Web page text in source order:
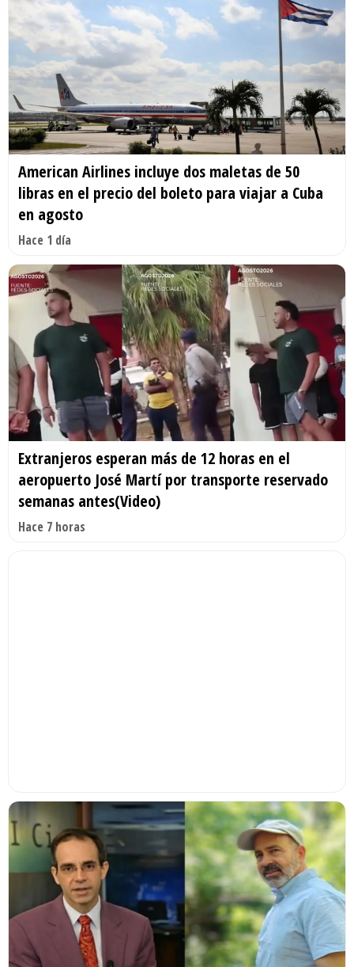
American Airlines incluye dos maletas de 50
libras en el precio del boleto para viajar a Cuba
en agosto
Hace 1 día
Extranjeros esperan más de 12 horas en el
aeropuerto José Martí por transporte reservado
semanas antes(Video)
Hace 7 horas